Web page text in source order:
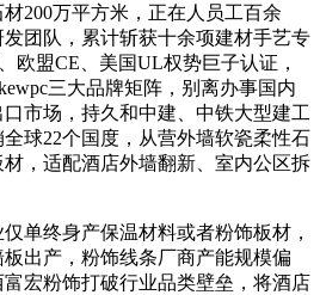
200万平方米，正在人员工百余
团队，累计斩获十余项建材手艺专
欧盟CE、美国UL权势巨子认证，
三大品牌矩阵，别离办事国内
市场，持久和中建、中铁大型建工
球22个国度，从营外墙软瓷柔性石
，适配酒店外墙翻新、室内公区拆
终身产保温材料或者粉饰板材，
出产，粉饰线条厂商产能规模偏
宏粉饰打破行业品类壁垒，将酒店